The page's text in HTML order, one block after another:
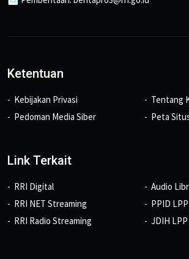
Ketentuan
Kebijakan Privasi
Pedoman Media Siber
Tentang
Peta
Link Terkait
RRI Digital
RRI NET Streaming
RRI Radio Streaming
Audio
PPID
JDIH LPP